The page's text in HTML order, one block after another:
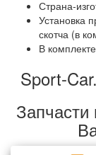
Страна-
Установка
скотча (в
В
Sport-